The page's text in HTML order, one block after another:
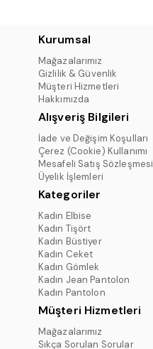
Kurumsal
Mağazalarımız
Gizlilik & Güvenlik
Müşteri Hizmetleri
Hakkımızda
Alışveriş Bilgileri
İade ve Değişim Koşulları
Çerez (Cookie) Kullanımı
Mesafeli Satış Sözleşmesi
Üyelik İşlemleri
Kategoriler
Kadın Elbise
Kadın Tişört
Kadın Büstiyer
Kadın Ceket
Kadın Gömlek
Kadın Jean Pantolon
Kadın Pantolon
Müşteri Hizmetleri
Mağazalarımız
Sıkça Sorulan Sorular